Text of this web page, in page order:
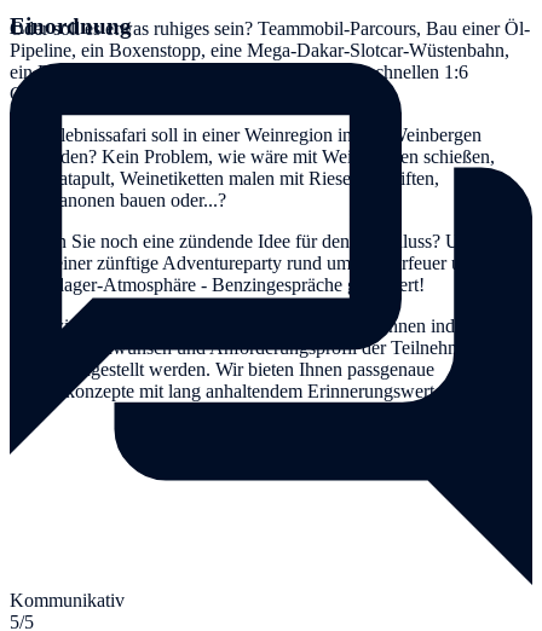
Oder soll es etwas ruhiges sein? Teammobil-Parcours, Bau einer Öl-
Pipeline, ein Boxenstopp, eine Mega-Dakar-Slotcar-Wüstenbahn,
ein RC-Parcours mit elektrischen oder 70km/h schnellen 1:6
Geländewagen mit Verbrennungsmotor ...
Die Erlebnissafari soll in einer Weinregion in den Weinbergen
stattfinden? Kein Problem, wie wäre mit Weintrauben schießen,
Weinkatapult, Weinetiketten malen mit Riesenbleistiften,
Weinkanonen bauen oder...?
Suchen Sie noch eine zündende Idee für den Abschluss? Unser
Tipp: einer zünftige Adventureparty rund ums Lagerfeuer und echter
Fahrerlager-Atmosphäre - Benzingespräche garantiert!
Egal wie Sie sich entscheiden - alle Eventtools können individuell
nach Kundenwunsch und Anforderungsprofil der Teilnehmer
zusammengestellt werden. Wir bieten Ihnen passgenaue
Erfolgskonzepte mit lang anhaltendem Erinnerungswert.
Einordnung
Kommunikativ
5/5